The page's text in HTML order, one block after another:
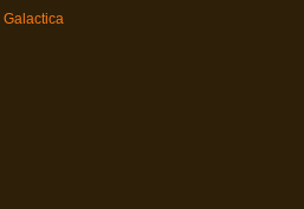
Galactica